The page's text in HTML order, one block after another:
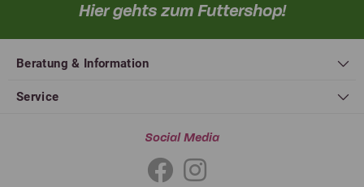
Hier gehts zum Futtershop!
Beratung & Information
Service
Social Media